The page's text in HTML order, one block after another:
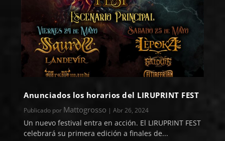
Anunciados los horarios del LIRUPRINT FEST
Publicado por Mattogrosso |Abr 26, 2024
Un nuevo festival entra en acción. El LIRUPRINT FEST
celebrará su primera edición a finales de...